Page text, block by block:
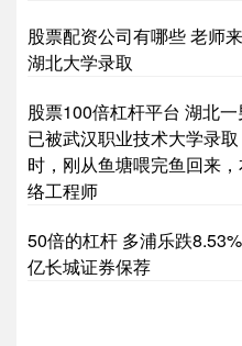
股票配资公司有哪些 老师
湖北大学录取
股票100倍杠杆平台 湖北一
已被武汉职业技术大学录
时，刚从鱼塘喂完鱼回来
络工程师
50倍的杠杆 多浦乐跌
亿长城证券保荐